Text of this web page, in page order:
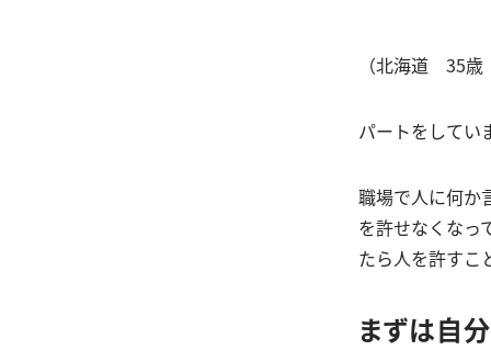
（北海道 35
パートをしてい
職場で人に何か
を許せなくなっ
たら人を許すこ
まずは自